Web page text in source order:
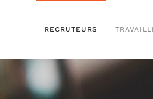
RECRUTEURS